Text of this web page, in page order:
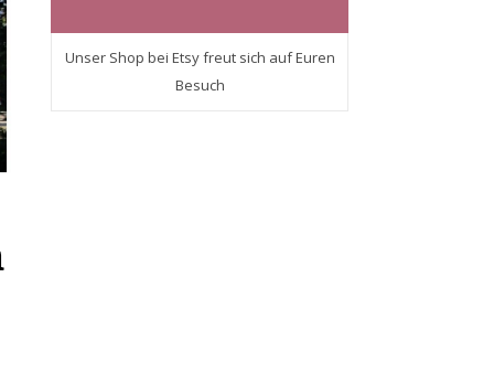
Unser Shop bei Etsy freut sich auf Euren
Besuch